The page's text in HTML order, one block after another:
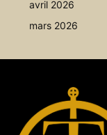
avril 2026
mars 2026